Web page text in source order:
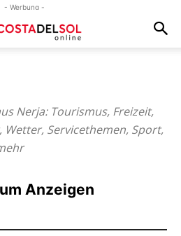
- Werbung -
Nerja: Tourismus, Freizeit,
Servicethemen, Sport,
Anzeigen